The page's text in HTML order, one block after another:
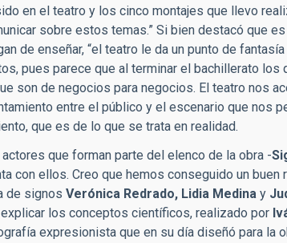
en el teatro y los cinco montajes que llevo
sobre estos temas.” Si bien destacó que
de enseñar, “el teatro le da un punto de
pues parece que al terminar el bachillerato los
son de negocios para negocios. El teatro nos
entre el público y el escenario que nos
que es de lo que se trata en realidad.
que forman parte del elenco de la obra -
con ellos. Creo que hemos conseguido un
de signos Verónica Redrado, Lidia Medina y
los conceptos científicos, realizado por
expresionista que en su día diseñó para la